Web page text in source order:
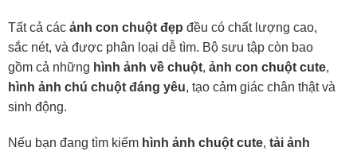
Tất cả các ảnh con chuột đẹp đều có chất lượng cao,
sắc nét, và được phân loại dễ tìm. Bộ sưu tập còn bao
gồm cả những hình ảnh về chuột, ảnh con chuột cute,
hình ảnh chú chuột đáng yêu, tạo cảm giác chân thật và
sinh động.
Nếu bạn đang tìm kiếm hình ảnh chuột cute, tải ảnh